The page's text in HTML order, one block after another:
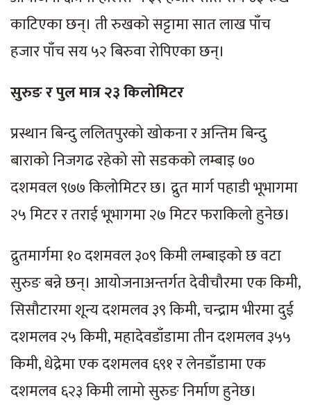
काटिएका छन्। ती रुखको सट्टामा सात लाख पाँच
हजार पाँच सय ५२ बिरुवा रोपिएका छन्।
सुरुङ र पुल मात्र २३ किलोमिटर
प्रस्थान बिन्दु ललितपुरको खोकना र अन्तिम बिन्दु
बाराको निजगढ रहेको सो सडकको लम्बाइ ७०
दशमवल ९७७ किलोमिटर छ। द्रुत मार्ग पहाडी भूभागमा
२५ मिटर र तराई भूभागमा २७ मिटर फराकिलो हुनेछ।
द्रुतमार्गमा १० दशमवल ३०९ किमी लम्बाइको छ वटा
सुरुङ बन्ने छन्। आयोजनाअन्तर्गत देवीचौरमा एक किमी,
सिसौटारमा शून्य दशमलव ३९ किमी, चन्द्राम भीरमा दुई
दशमलव २५ किमी, महादेवडाँडामा तीन दशमलव ३५५
किमी, धेद्रेमा एक दशमलव ६९१ र लेनडाँडामा एक
दशमलव ६२३ किमी लामो सुरुङ निर्माण हुनेछ।